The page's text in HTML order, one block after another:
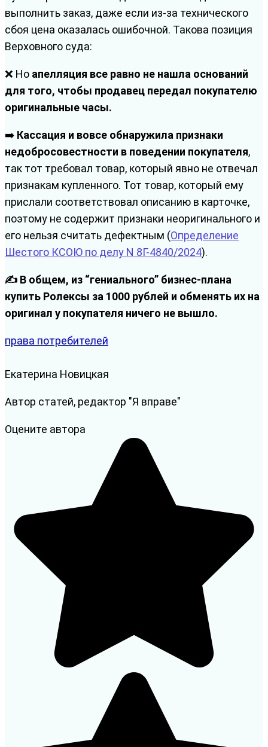
выполнить заказ, даже если из-за технического
сбоя цена оказалась ошибочной. Такова позиция
Верховного суда:
❌ Но апелляция все равно не нашла оснований
для того, чтобы продавец передал покупателю
оригинальные часы.
➡️ Кассация и вовсе обнаружила признаки
недобросовестности в поведении покупателя,
так тот требовал товар, который явно не отвечал
признакам купленного. Тот товар, который ему
прислали соответствовал описанию в карточке,
поэтому не содержит признаки неоригинального и
его нельзя считать дефектным (Определение
Шестого КСОЮ по делу N 8Г-4840/2024).
✍️ В общем, из “гениального” бизнес-плана
купить Ролексы за 1000 рублей и обменять их на
оригинал у покупателя ничего не вышло.
права потребителей
Екатерина Новицкая
Автор статей, редактор "Я вправе"
Оцените автора